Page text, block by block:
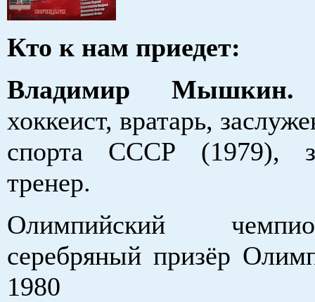
Кто к нам приедет:
Владимир Мышкин.
хоккеист, вратарь,
спорта СССР (1979),
тренер.
Олимпийский
серебряный призёр
1980